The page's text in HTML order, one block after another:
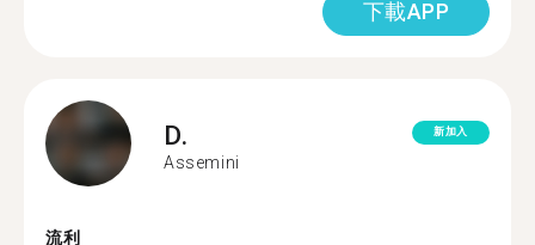
下載APP
D.
Assemini
新加入
流利